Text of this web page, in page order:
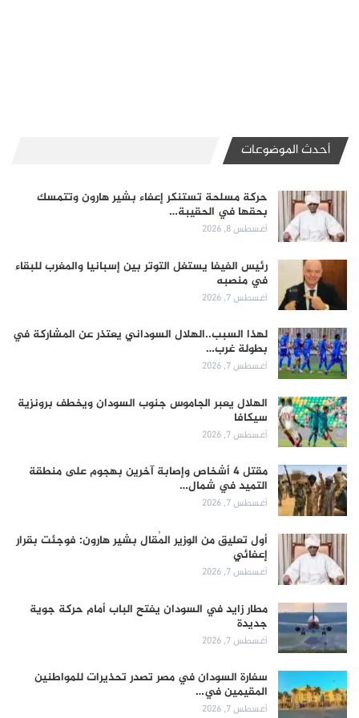
أحدث الموضوعات
حركة مسلحة تستنكر إعفاء بشير هارون وتتمسك
بحقها في الحقيبة…
أغسطس 8, 2026
رئيس الفيفا يستغل التوتر بين إسبانيا والمغرب للبقاء
في منصبه
أغسطس 7, 2026
لهذا السبب..الهلال السوداني يعتذر عن المشاركة في
بطولة غرب…
أغسطس 7, 2026
الهلال يعبر الجاموس جنوب السودان ويخطف برونزية
سيكافا
أغسطس 7, 2026
مقتل 4 أشخاص وإصابة آخرين بهجوم على منطقة
التميد في شمال…
أغسطس 7, 2026
أول تعليق من الوزير المُقال بشير هارون: فوجئت بقرار
إعفائي
أغسطس 7, 2026
مطار زايد في السودان يفتح الباب أمام حركة جوية
جديدة
أغسطس 7, 2026
سفارة السودان في مصر تصدر تحذيرات للمواطنين
المقيمين في…
أغسطس 7, 2026